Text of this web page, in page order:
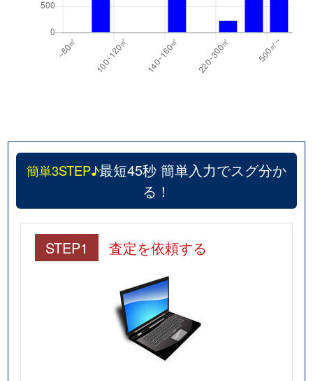
簡単3STEP♪最短45秒 簡単入力でスグ分か
る！
STEP1 査定を依頼する